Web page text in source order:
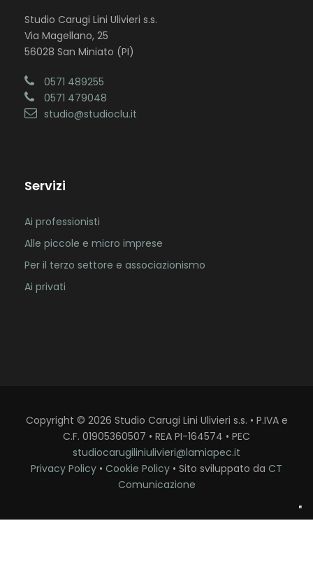
Studio Carugi Lini Ulivieri s.s.
Via Magellano, 25
56028 San Miniato (PI)
0571 489255
0571 479048
studio@studioclu.it
Servizi
Ai professionisti
Alle piccole e micro imprese
Per il terzo settore e associazionismo
Ai privati
Copyright © 2026 Studio Carugi Lini Ulivieri s.s. • P.IVA e
C.F. 01905360507 • REA PI-164574 • PEC
studiocarugiliniulivieri@lamiapec.it
Privacy Policy • Cookie Policy • Sito sviluppato da CT
Comunicazione